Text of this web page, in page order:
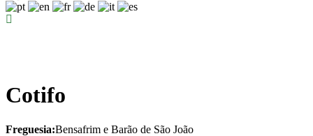
Cotifo
Freguesia:Bensafrim e Barão de São João